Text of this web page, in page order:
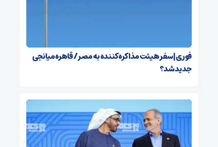
فوری | سفر هیئت مذاکره‌کننده به مصر / قاهره میانجی
جدید شد؟